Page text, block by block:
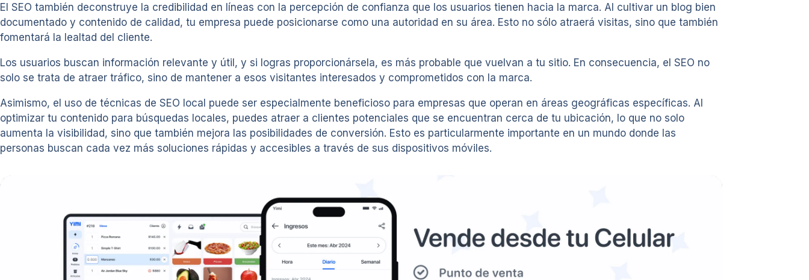
El SEO también deconstruye la credibilidad en líneas con la percepción de confianza que los usuarios tienen hacia la marca. Al cultivar un blog bien
documentado y contenido de calidad, tu empresa puede posicionarse como una autoridad en su área. Esto no sólo atraerá visitas, sino que también
fomentará la lealtad del cliente.
Los usuarios buscan información relevante y útil, y si logras proporcionársela, es más probable que vuelvan a tu sitio. En consecuencia, el SEO no
solo se trata de atraer tráfico, sino de mantener a esos visitantes interesados y comprometidos con la marca.
Asimismo, el uso de técnicas de SEO local puede ser especialmente beneficioso para empresas que operan en áreas geográficas específicas. Al
optimizar tu contenido para búsquedas locales, puedes atraer a clientes potenciales que se encuentran cerca de tu ubicación, lo que no solo
aumenta la visibilidad, sino que también mejora las posibilidades de conversión. Esto es particularmente importante en un mundo donde las
personas buscan cada vez más soluciones rápidas y accesibles a través de sus dispositivos móviles.